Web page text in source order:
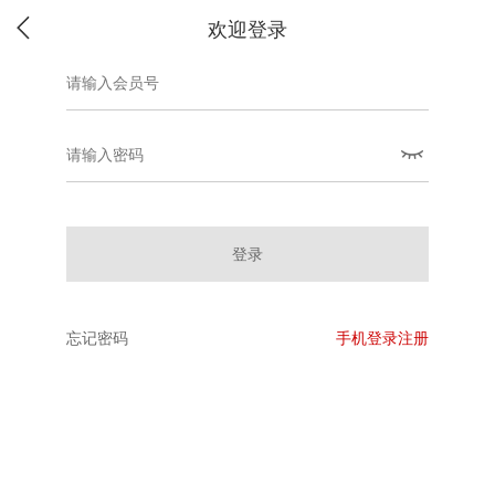
欢迎登录
登录
忘记密码 手机登录注册